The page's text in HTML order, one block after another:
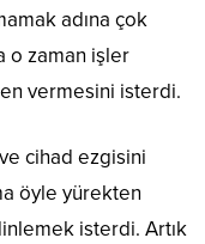
adına çok
o zaman işler
vermesini isterdi.
cihad ezgisini
öyle yürekten
isterdi. Artık